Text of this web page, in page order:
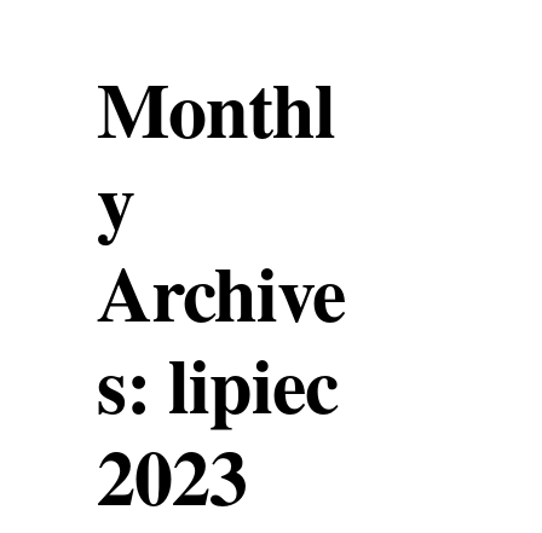
Monthl
y
Archive
s: lipiec
2023